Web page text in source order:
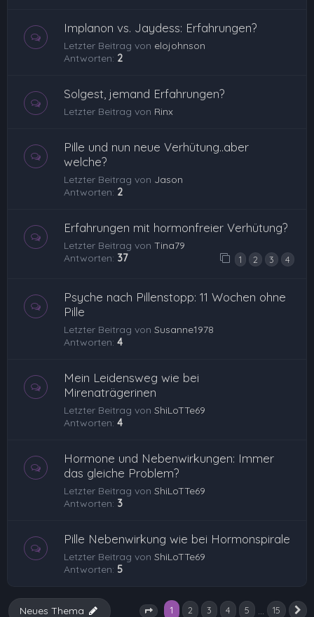
Implanon vs. Jaydess: Erfahrungen?
Letzter Beitrag von elojohnson
Antworten: 2
Solgest, jemand Erfahrungen?
Letzter Beitrag von Rinx
Pille und nun neue Verhütung..aber
welche?
Letzter Beitrag von Jason
Antworten: 2
Erfahrungen mit hormonfreier Verhütung?
Letzter Beitrag von Tina79
Antworten: 37 1 2 3 4
Psyche nach Pillenstopp: 11 Wochen ohne
Pille
Letzter Beitrag von Susanne1978
Antworten: 4
Mein Leidensweg wie bei
Mirenaträgerinen
Letzter Beitrag von ShiLoTTe69
Antworten: 4
Hormone und Nebenwirkungen: Immer
das gleiche Problem?
Letzter Beitrag von ShiLoTTe69
Antworten: 3
Pille Nebenwirkung wie bei Hormonspirale
Letzter Beitrag von ShiLoTTe69
Antworten: 5
Seite 1 von 15
1 2 3 4 5 … 15
Neues Thema